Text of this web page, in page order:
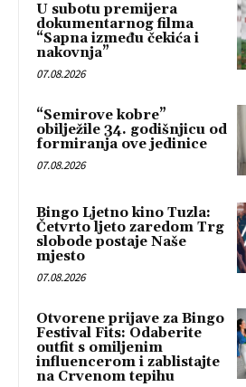
U subotu premijera
dokumentarnog filma
“Sapna između čekića i
nakovnja”
07.08.2026
“Semirove kobre”
obilježile 34. godišnjicu od
formiranja ove jedinice
07.08.2026
Bingo Ljetno kino Tuzla:
Četvrto ljeto zaredom Trg
slobode postaje Naše
mjesto
07.08.2026
Otvorene prijave za Bingo
Festival Fits: Odaberite
outfit s omiljenim
influencerom i zablistajte
na Crvenom tepihu